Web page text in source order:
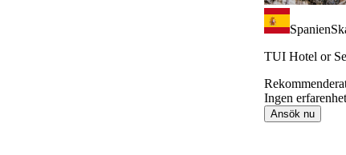
Spanien
TUI Hotel or
Ingen
Ansök nu